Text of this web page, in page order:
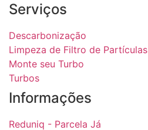
Serviços
Descarbonização
Limpeza de Filtro de Partículas
Monte seu Turbo
Turbos
Informações
Reduniq - Parcela Já